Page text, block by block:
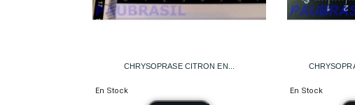
CHRYSOPRASE CITRON EN...
En Stock En Stock